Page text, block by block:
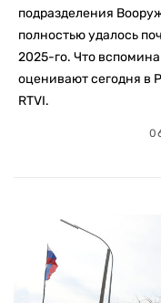
подразделения
полностью удалось
2025-го. Что
оценивают сегодня в
RTVI.